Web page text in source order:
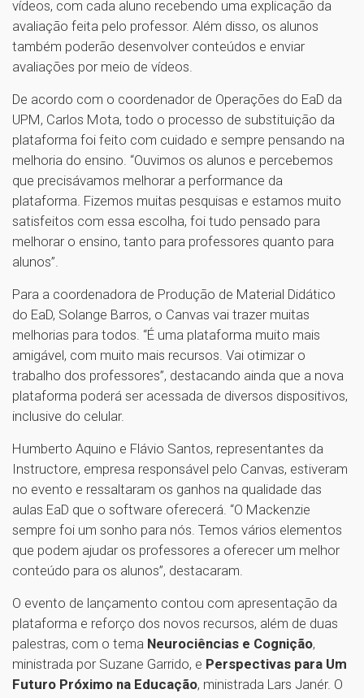
vídeos, com cada aluno recebendo uma explicação da
avaliação feita pelo professor. Além disso, os alunos
também poderão desenvolver conteúdos e enviar
avaliações por meio de vídeos.
De acordo com o coordenador de Operações do EaD da
UPM, Carlos Mota, todo o processo de substituição da
plataforma foi feito com cuidado e sempre pensando na
melhoria do ensino. “Ouvimos os alunos e percebemos
que precisávamos melhorar a performance da
plataforma. Fizemos muitas pesquisas e estamos muito
satisfeitos com essa escolha, foi tudo pensado para
melhorar o ensino, tanto para professores quanto para
alunos”.
Para a coordenadora de Produção de Material Didático
do EaD, Solange Barros, o Canvas vai trazer muitas
melhorias para todos. “É uma plataforma muito mais
amigável, com muito mais recursos. Vai otimizar o
trabalho dos professores”, destacando ainda que a nova
plataforma poderá ser acessada de diversos dispositivos,
inclusive do celular.
Humberto Aquino e Flávio Santos, representantes da
Instructore, empresa responsável pelo Canvas, estiveram
no evento e ressaltaram os ganhos na qualidade das
aulas EaD que o software oferecerá. “O Mackenzie
sempre foi um sonho para nós. Temos vários elementos
que podem ajudar os professores a oferecer um melhor
conteúdo para os alunos”, destacaram.
O evento de lançamento contou com apresentação da
plataforma e reforço dos novos recursos, além de duas
palestras, com o tema Neurociências e Cognição,
ministrada por Suzane Garrido, e Perspectivas para Um
Futuro Próximo na Educação, ministrada Lars Janér. O